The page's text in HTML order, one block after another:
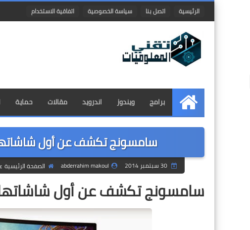
الرئيسية اتصل بنا سياسة الخصوصية اتفاقية الاستخدام
الرئيسية
برامج ويندوز اندرويد مقالات حماية
سامسونج تكشف عن أول
30 سبتمبر 2014 abderrahim makoul الصفحة الرئيسية
سامسونج تكشف عن أول